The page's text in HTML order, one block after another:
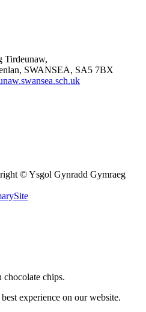
Tirdeunaw,
SWANSEA, SA5 7BX
© Ysgol Gynradd Gymraeg
chips.
experience on our website.